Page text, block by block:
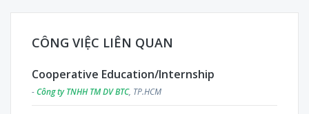
CÔNG VIỆC LIÊN QUAN
Cooperative Education/Internship
-Công ty TNHH TM DV BTC, TP.HCM